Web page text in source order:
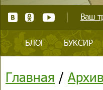
Ваш
БЛОГ БУКСИР
Главная /